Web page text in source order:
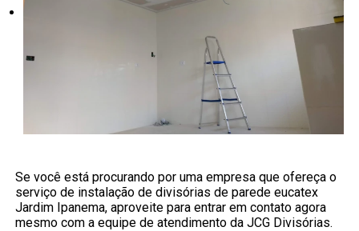
Se você está procurando por uma empresa que ofereça o
serviço de instalação de divisórias de parede eucatex
Jardim Ipanema, aproveite para entrar em contato agora
mesmo com a equipe de atendimento da JCG Divisórias.